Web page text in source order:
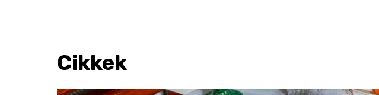
Cikkek